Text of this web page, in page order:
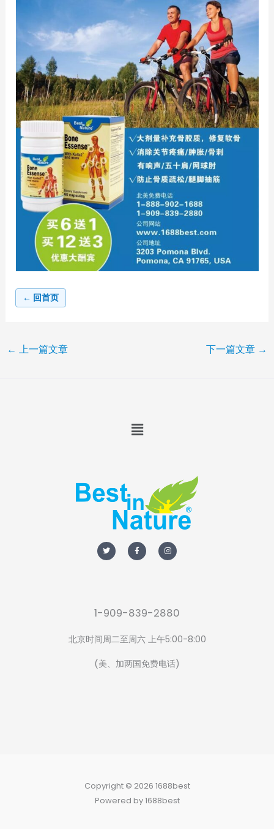
← 回首页
← 上一篇文章 下一篇文章 →
Menu
w
i
t
a
c
e
n
s
t
1-909-839-2880
北京时间周二至周六 上午5:00-8:00
(美、加两国免费电话)
Copyright © 2026 1688best
Powered by 1688best